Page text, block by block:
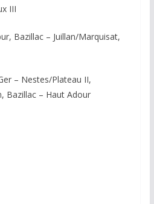
III
Bazillac – Juillan/Marquisat,
– Nestes/Plateau II,
Bazillac – Haut Adour